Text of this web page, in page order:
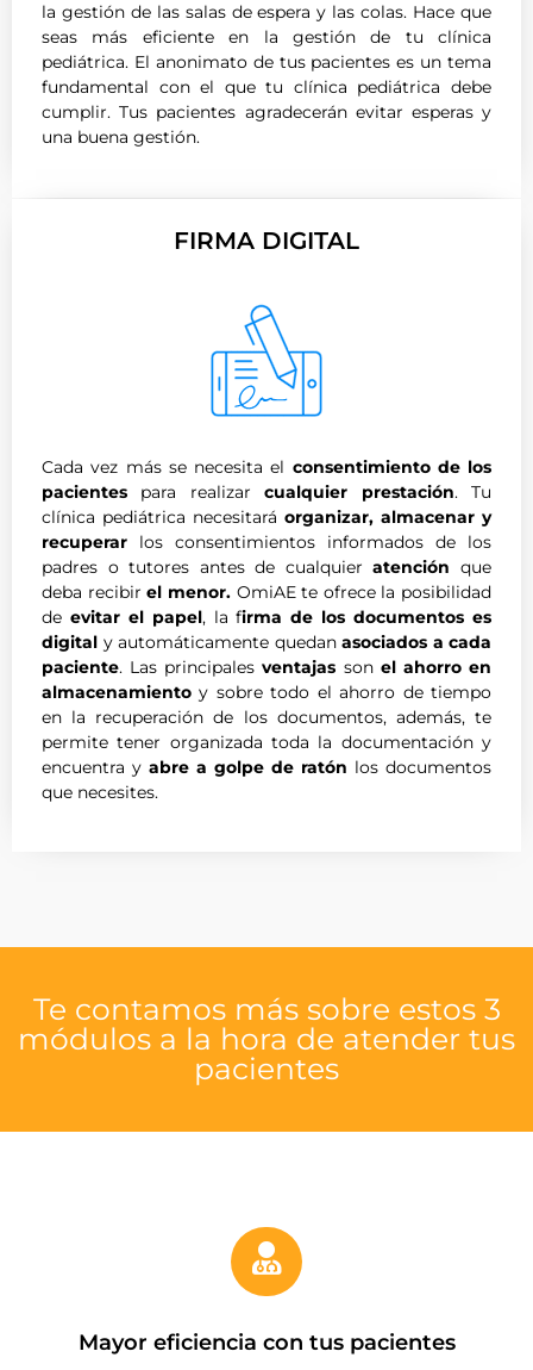
la gestión de las salas de espera y las colas. Hace que
seas más eficiente en la gestión de tu clínica
pediátrica. El anonimato de tus pacientes es un tema
fundamental con el que tu clínica pediátrica debe
cumplir. Tus pacientes agradecerán evitar esperas y
una buena gestión.
FIRMA DIGITAL
Cada vez más se necesita el consentimiento de los
pacientes para realizarcualquier prestación. Tu
clínica pediátrica necesitará organizar, almacenar y
recuperar los consentimientos informados de los
padres o tutores antes de cualquieratención que
deba recibirel menor.OmiAE te ofrece la posibilidad
de evitar el papel, la firma de los documentos es
digital y automáticamente quedan asociados a cada
paciente. Las principalesventajas son el ahorro en
almacenamiento y sobre todo el ahorro de tiempo
en la recuperación de los documentos, además, te
permite tener organizada toda la documentación y
encuentra y abre a golpe de ratón los documentos
que necesites.
Te contamos más sobre estos 3
módulos a la hora de atender tus
pacientes
Mayor eficiencia con tus pacientes